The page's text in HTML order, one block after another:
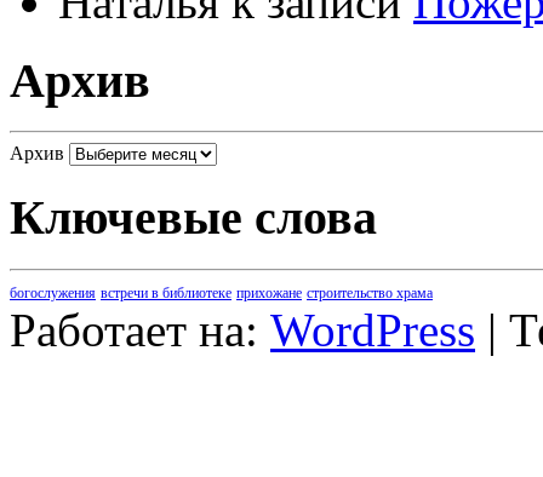
Архив
Архив
Ключевые слова
богослужения встречи в библиотеке прихожане строительство храма
Работает на: WordPress |